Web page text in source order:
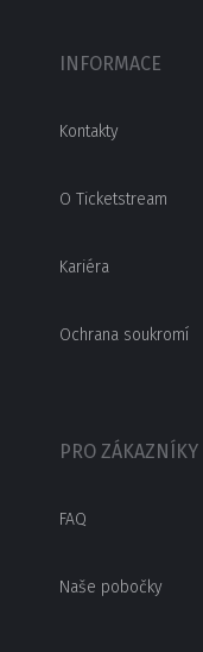
INFORMACE
Kontakty
O Ticketstream
Kariéra
Ochrana soukromí
PRO ZÁKAZNÍKY
FAQ
Naše pobočky